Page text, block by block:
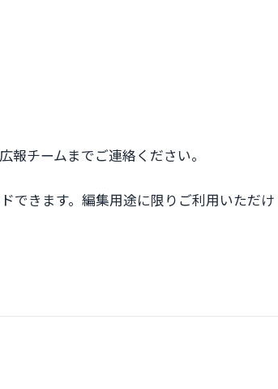
チームまでご連絡ください。
できます。編集用途に限りご利用いただけ